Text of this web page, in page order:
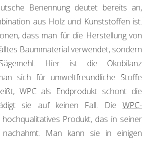
Benennung deutet bereits an,
aus Holz und Kunststoffen ist.
dass man für die Herstellung von
Baummaterial verwendet, sondern
Hier ist die Ökobilanz
sich für umweltfreundliche Stoffe
WPC als Endprodukt schont die
sie auf keinen Fall. Die WPC-
Produkt, das in seiner
Man kann sie in einigen